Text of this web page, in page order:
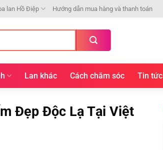
lan Hồ Điệp Hướng dẫn mua hàng và thanh toán
Lan khác Cách chăm sóc Tin tức
Đẹp Độc Lạ Tại Việt